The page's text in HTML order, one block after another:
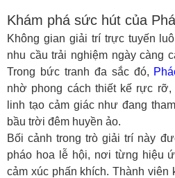
Khám phá sức hút của
Không gian giải trí trực tuyến
nhu cầu trải nghiệm ngày càng
Trong bức tranh đa sắc đó,
nhờ phong cách thiết kế rực
linh tạo cảm giác như đang
bầu trời đêm huyền ảo.
Bối cảnh trong trò giải trí này
pháo hoa lễ hội, nơi từng hiệu
cảm xúc phấn khích. Thành viên